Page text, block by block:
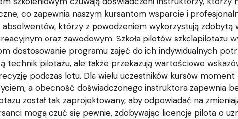
co zapewnia naszym kursantom wsparcie i
którzy z powodzeniem wykorzystują zdobytą
oraz zawodowym. Szkoła pilotów szkolapilotazu
dostosowanie programu zajęć do ich indywidualnych
technik pilotażu, ale także przekazują wartościowe
podczas lotu. Dla wielu uczestników kursów
a obecność doświadczonego instruktora zapewnia
został tak zaprojektowany, aby odpowiadać na
mogą czuć się pewnie, zdobywając licencje pilota o